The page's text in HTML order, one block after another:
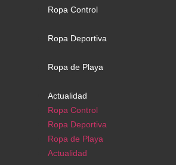
Ropa Control
Ropa Deportiva
Ropa de Playa
Actualidad
Ropa Control
Ropa Deportiva
Ropa de Playa
Actualidad